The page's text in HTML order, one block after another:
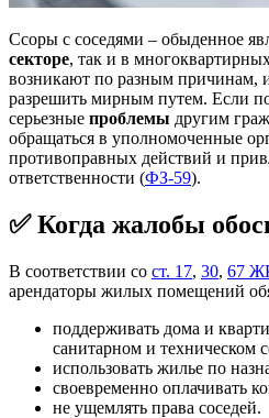
Ссоры с соседями – обыденное
секторе, так и в
возникают по разным причинам, и
разрешить мирным путем. Если
серьезные проблемы другим
обращаться в уполномоченные
противоправных действий и
ответственности (ФЗ-59).
✅ Когда жалобы
В соответствии со ст. 17, 30, 67
арендаторы жилых помещений
поддерживать дома и
санитарном и техническом
использовать жилье по
своевременно оплачивать
не ущемлять права соседей.